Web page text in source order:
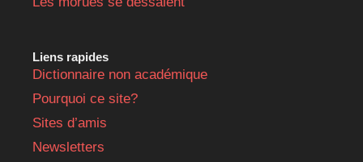
Liens rapides
Dictionnaire non académique
Pourquoi ce site?
Sites d’amis
Newsletters